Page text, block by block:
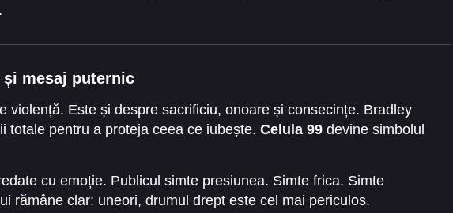
și mesaj puternic
violență. Este și despre sacrificiu, onoare și consecințe. Bradley
totale pentru a proteja ceea ce iubește. Celula 99 devine simbolul
cu emoție. Publicul simte presiunea. Simte frica. Simte
rămâne clar: uneori, drumul drept este cel mai periculos.